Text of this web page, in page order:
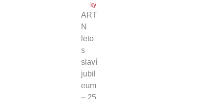
ky
ART
N
leto
s
slaví
jubil
eum
– 25